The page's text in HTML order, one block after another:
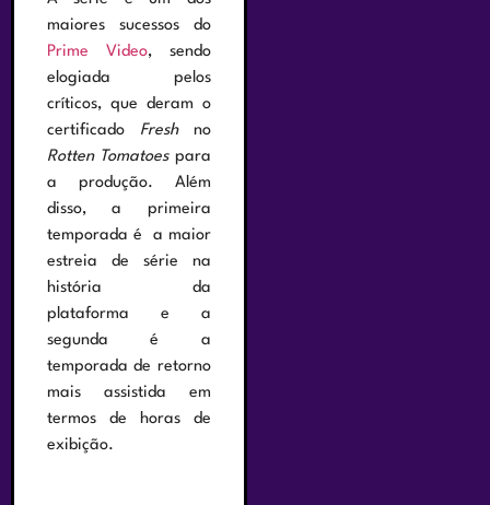
maiores sucessos do
Prime Video, sendo
elogiada pelos
críticos, que deram o
certificado Freshno
Rotten Tomatoespara
a produção. Além
disso, a primeira
temporada é a maior
estreia de série na
história da
plataforma e a
segunda é a
temporada de retorno
mais assistida em
termos de horas de
exibição.